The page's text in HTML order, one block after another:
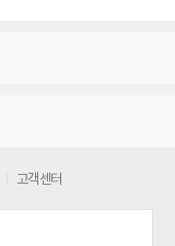
고객센터